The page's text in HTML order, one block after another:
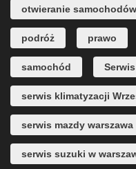
otwieranie
podróż prawo
samochód
serwis klimatyzacji
serwis mazdy warszawa
serwis suzuki w